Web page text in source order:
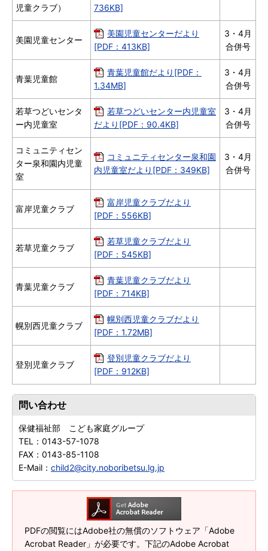
児童クラブ）
736KB]
美園児童センター
美園児童センターだより
[PDF：413KB]
3・4月
合併号
青葉児童館
青葉児童館だより[PDF：
1.34MB]
3・4月
合併号
若草つどいセンタ
ー内児童室
若草つどいセンター内児童室
だより[PDF：90.4KB]
3・4月
合併号
コミュニティセン
ター泉和園内児童
室
コミュニティセンター泉和園
内児童室だより[PDF：349KB]
3・4月
合併号
富岸児童クラブ
富岸児童クラブだより
[PDF：556KB]
若草児童クラブ
若草児童クラブだより
[PDF：545KB]
青葉児童クラブ
青葉児童クラブだより
[PDF：714KB]
幌別西児童クラブ
幌別西児童クラブだより
[PDF：1.72MB]
登別児童クラブ
登別児童クラブだより
[PDF：912KB]
問い合わせ
保健福祉部 こども家庭グループ
TEL： 0143-57-1078
FAX： 0143-85-1108
E-Mail： child2@city.noboribetsu.lg.jp
PDFの閲覧にはAdobe社の無償のソフトウェア「Adobe
Acrobat Reader」が必要です。下記のAdobe Acrobat